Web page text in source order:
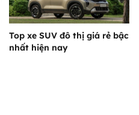
Top xe SUV đô thị giá rẻ bậc
nhất hiện nay